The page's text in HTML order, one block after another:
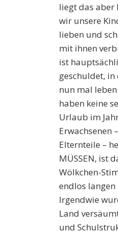
liegt das aber
wir unsere
lieben und
mit ihnen
ist
geschuldet,
nun mal
haben keine
Urlaub im
Erwachsenen
Elternteile –
MÜSSEN, ist
Wölkchen-
endlos langen
Irgendwie
Land
und